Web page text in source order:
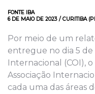
FONTE IBA
6 DE MAIO DE 2023 / CURITIBA
Por meio de um
entregue no dia 5
Internacional (COI),
Associação
cada uma das áreas